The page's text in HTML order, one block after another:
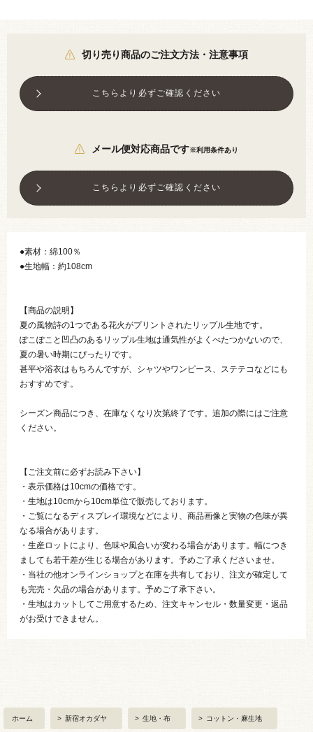
切り売り商品のご注文方法・注意事項
こちらより必ずご確認ください
メール便対応商品です※利用条件あり
こちらより必ずご確認ください
●素材：綿100％
●生地幅：約108cm
【商品の説明】
夏の風物詩の1つである花火がプリントされたリップル生地です。
ぽこぽこと凹凸のあるリップル生地は通気性がよくべたつかないので、
夏の暑い時期にぴったりです。
甚平や浴衣はもちろんですが、シャツやワンピース、ステテコなどにも
おすすめです。
シーズン商品につき、在庫なくなり次第終了です。追加の際にはご注意
ください。
【ご注文前に必ずお読み下さい】
・表示価格は10cmの価格です。
・生地は10cmから10cm単位で販売しております。
・ご覧になるディスプレイ環境などにより、商品画像と実物の色味が異
なる場合があります。
・生産ロットにより、色味や風合いが変わる場合があります。幅につき
ましても若干差が生じる場合があります。予めご了承くださいませ。
・当社の他オンラインショップと在庫を共有しており、注文が確定して
も完売・欠品の場合があります。予めご了承下さい。
・生地はカットしてご用意するため、注文キャンセル・数量変更・返品
がお受けできません。
ホーム > 新宿オカダヤ > 生地・布 > コットン・麻生地